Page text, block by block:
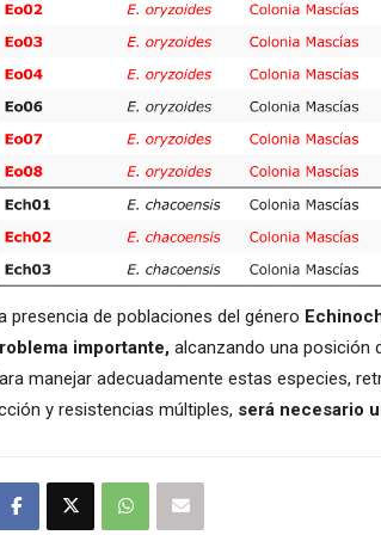
presencia de poblaciones del género
importante, alcanzando una posición
manejar adecuadamente estas especies,
y resistencias múltiples, será necesario